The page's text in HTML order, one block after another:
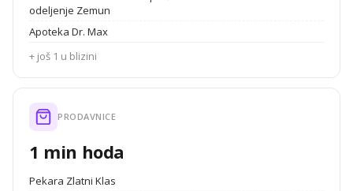
odeljenje Zemun
Apoteka Dr. Max
+ još 1 u blizini
PRODAVNICE
1 min hoda
Pekara Zlatni Klas